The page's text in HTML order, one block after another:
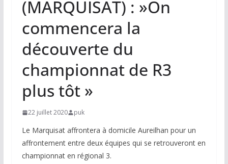
(MARQUISAT) : »On
commencera la
découverte du
championnat de R3
plus tôt »
22 juillet 2020 puk
Le Marquisat affrontera à domicile Aureilhan pour un
affrontement entre deux équipes qui se retrouveront en
championnat en régional 3.